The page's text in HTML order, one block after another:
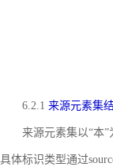
6.2.1 来源元素集
来源元素集以“本
具体标识类型通过